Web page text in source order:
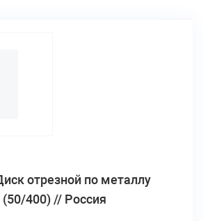
отрезной по металлу
400) // Россия